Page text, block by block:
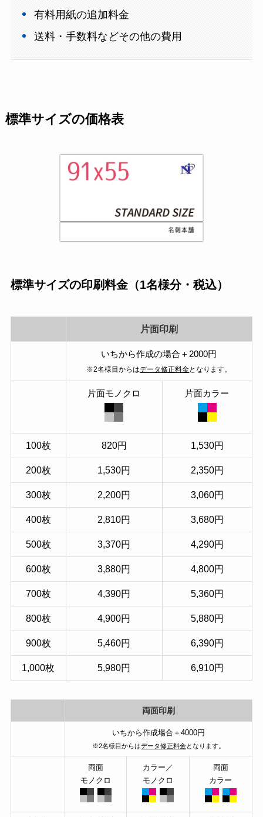
有料用紙の追加料金
送料・手数料などその他の費用
標準サイズの価格表
標準サイズの印刷料金（1名様分・税込）
片面印刷
いちから作成の場合＋2000円
※2名様目からはデータ修正料金となります。
片面モノクロ 片面カラー
100枚 820円 1,530円
200枚 1,530円 2,350円
300枚 2,200円 3,060円
400枚 2,810円 3,680円
500枚 3,370円 4,290円
600枚 3,880円 4,800円
700枚 4,390円 5,360円
800枚 4,900円 5,880円
900枚 5,460円 6,390円
1,000枚 5,980円 6,910円
両面印刷
いちから作成場合＋4000円
※2名様目からはデータ修正料金となります。
両面
モノクロ
カラー／
モノクロ
両面
カラー